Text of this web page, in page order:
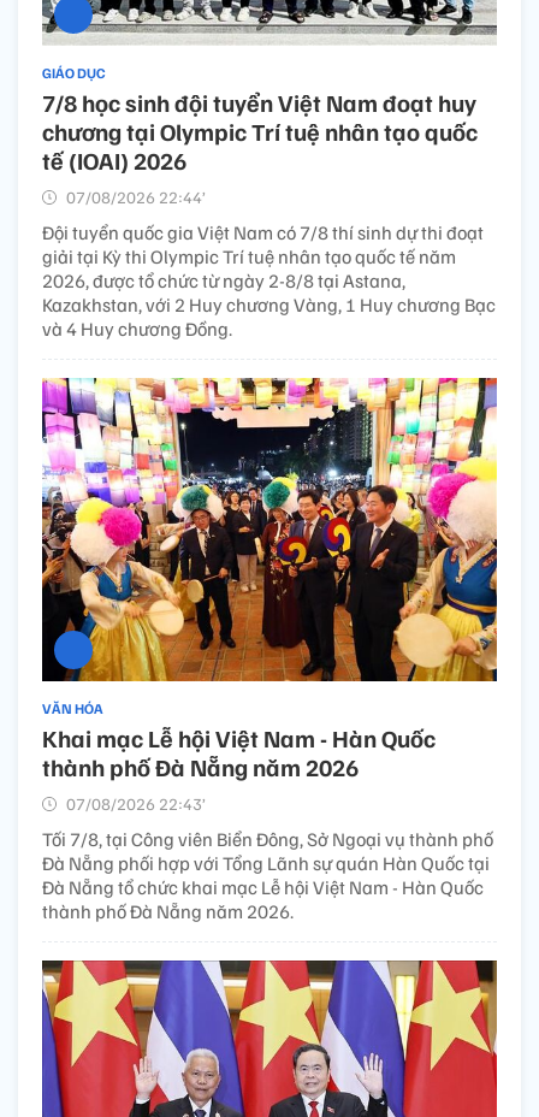
GIÁO DỤC
7/8 học sinh đội tuyển Việt Nam đoạt huy
chương tại Olympic Trí tuệ nhân tạo quốc
tế (IOAI) 2026
07/08/2026 22:44’
Đội tuyển quốc gia Việt Nam có 7/8 thí sinh dự thi đoạt
giải tại Kỳ thi Olympic Trí tuệ nhân tạo quốc tế năm
2026, được tổ chức từ ngày 2-8/8 tại Astana,
Kazakhstan, với 2 Huy chương Vàng, 1 Huy chương Bạc
và 4 Huy chương Đồng.
VĂN HÓA
Khai mạc Lễ hội Việt Nam - Hàn Quốc
thành phố Đà Nẵng năm 2026
07/08/2026 22:43’
Tối 7/8, tại Công viên Biển Đông, Sở Ngoại vụ thành phố
Đà Nẵng phối hợp với Tổng Lãnh sự quán Hàn Quốc tại
Đà Nẵng tổ chức khai mạc Lễ hội Việt Nam - Hàn Quốc
thành phố Đà Nẵng năm 2026.